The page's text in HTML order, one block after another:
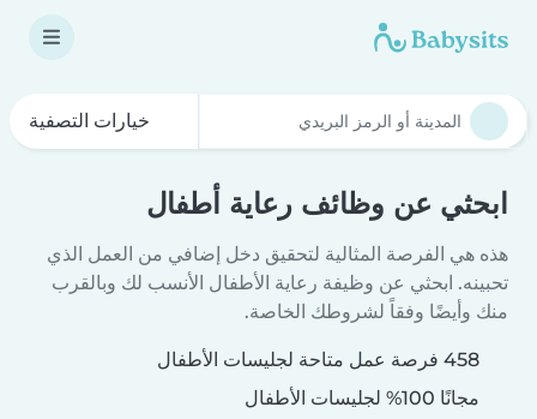
خيارات التصفية
ابحثي عن وظائف رعاية أطفال
هذه هي الفرصة المثالية لتحقيق دخل إضافي من العمل الذي
تحبينه. ابحثي عن وظيفة رعاية الأطفال الأنسب لك وبالقرب
منك وأيضًا وفقاً لشروطك الخاصة.
458 فرصة عمل متاحة لجليسات الأطفال
مجانًا 100% لجليسات الأطفال